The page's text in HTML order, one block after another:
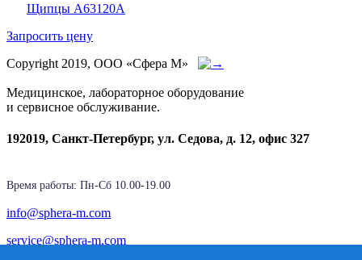
Щипцы A63120A
Запросить цену
Copyright 2019, ООО «Сфера М»
Медицинское, лабораторное оборудование
и сервисное обслуживание.
192019, Санкт-Петербург, ул. Седова, д. 12, офис 327
Время работы: Пн-Cб 10.00-19.00
info@sphera-m.com
service@sphera-m.com